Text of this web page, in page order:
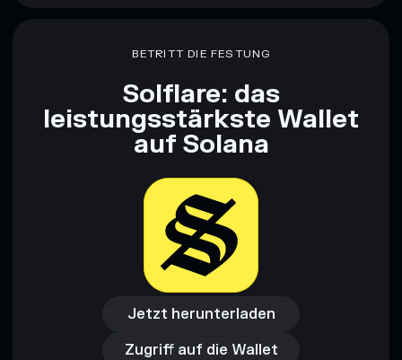
BETRITT DIE FESTUNG
Solflare: das
leistungsstärkste Wallet
auf Solana
Jetzt herunterladen
Jetzt herunterladen
Zugriff auf die Wallet
Zugriff auf die Wallet